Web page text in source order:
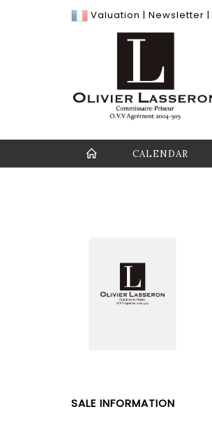
Valuation | Newsletter |
CALENDAR
SALE INFORMATION